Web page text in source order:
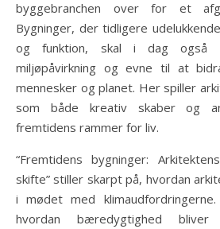
byggebranchen over for et
Bygninger, der tidligere
og funktion, skal i dag også
miljøpåvirkning og evne til at
mennesker og planet. Her spiller
som både kreativ skaber og
fremtidens rammer for liv.
“Fremtidens bygninger:
skifte” stiller skarpt på, hvordan
i mødet med
hvordan bæredygtighed